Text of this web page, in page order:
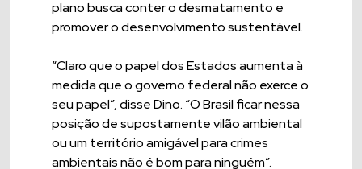
plano busca conter o desmatamento e
promover o desenvolvimento sustentável.
“Claro que o papel dos Estados aumenta à
medida que o governo federal não exerce o
seu papel”, disse Dino. “O Brasil ficar nessa
posição de supostamente vilão ambiental
ou um território amigável para crimes
ambientais não é bom para ninguém”.